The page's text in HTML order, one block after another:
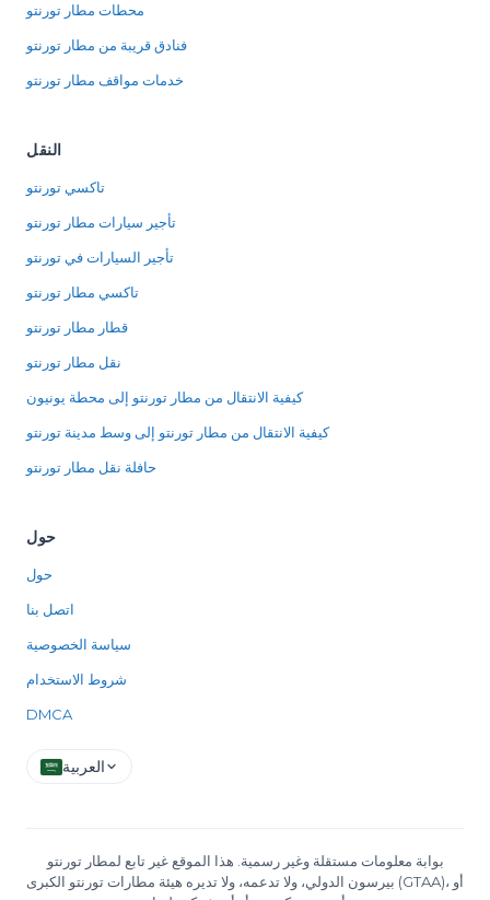
محطات مطار تورنتو
فنادق قريبة من مطار تورنتو
خدمات مواقف مطار تورنتو
النقل
تاكسي تورنتو
تأجير سيارات مطار تورنتو
تأجير السيارات في تورنتو
تاكسي مطار تورنتو
قطار مطار تورنتو
نقل مطار تورنتو
كيفية الانتقال من مطار تورنتو إلى محطة يونيون
كيفية الانتقال من مطار تورنتو إلى وسط مدينة تورنتو
حافلة نقل مطار تورنتو
حول
حول
اتصل بنا
سياسة الخصوصية
شروط الاستخدام
DMCA
العربية
بوابة معلومات مستقلة وغير رسمية. هذا الموقع غير تابع لمطار تورنتو
بيرسون الدولي، ولا تدعمه، ولا تديره هيئة مطارات تورنتو الكبرى (GTAA)، أو